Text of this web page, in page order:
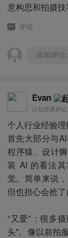
意构思和拍摄
评论
添加评论
Evan
个人行业经验
首先大部分与
程序猿、设计
装 AI 的看法
觉。简单来说
但也担心会抢了
“又爱”：很多
头"。像以前拍